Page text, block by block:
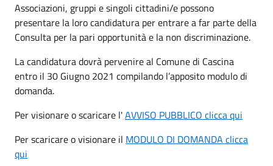
Associazioni, gruppi e singoli cittadini/e possono
presentare la loro candidatura per entrare a far parte della
Consulta per la pari opportunità e la non discriminazione.
La candidatura dovrà pervenire al Comune di Cascina
entro il 30 Giugno 2021 compilando l’apposito modulo di
domanda.
Per visionare o scaricare l'AVVISO PUBBLICO clicca qui
Per scaricare o visionare il MODULO DI DOMANDA clicca
qui